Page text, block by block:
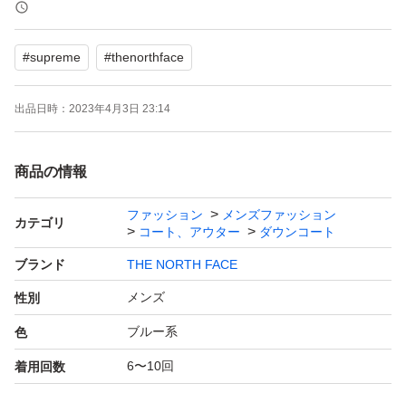
#supreme #thenorthface
出品日時： 2023年4月3日 23:14
商品の情報
カテゴリ
ファッション
メンズファッション
コート、アウター
ダウンコート
ブランド THE NORTH FACE
性別 メンズ
色 ブルー系
着用回数 6〜10回